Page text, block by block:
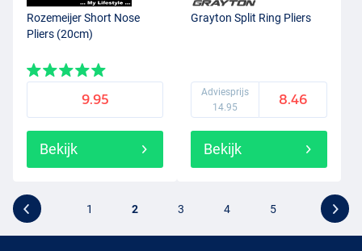
Rozemeijer Short Nose
Pliers (20cm)
9.95
Bekijk
Grayton Split Ring Pliers
Adviesprijs
14.95
8.46
Bekijk
1 2 3 4 5